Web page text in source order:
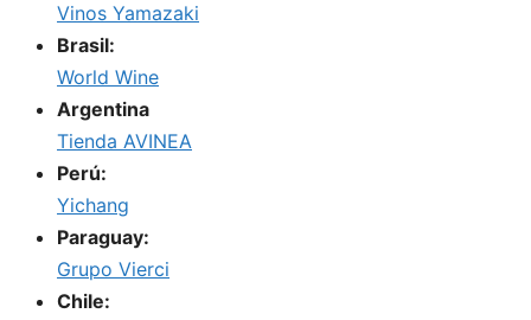
Vinos Yamazaki
Brasil:
World Wine
Argentina
Tienda AVINEA
Perú:
Yichang
Paraguay:
Grupo Vierci
Chile: